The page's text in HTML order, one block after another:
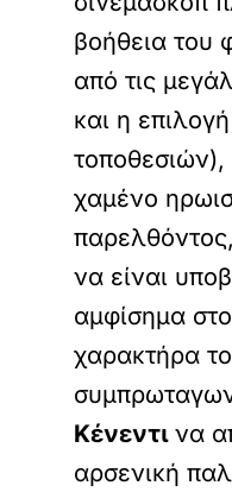
βοήθεια του
από τις
και η
τοποθεσιών),
χαμένο
να είναι
αμφίσημα
χαρακτήρα
Κένεντινα
αρσενική